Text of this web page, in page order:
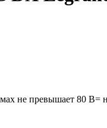
не превышает 80 В=